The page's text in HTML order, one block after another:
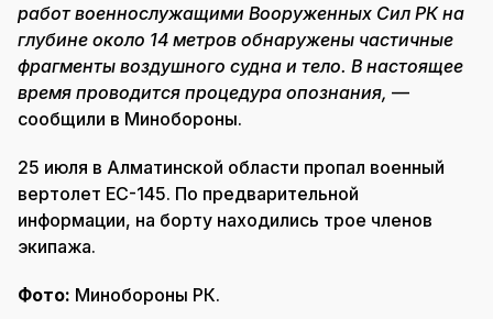
работ военнослужащими Вооруженных Сил РК на
глубине около 14 метров обнаружены частичные
фрагменты воздушного судна и тело. В настоящее
время проводится процедура опознания, —
сообщили в Минобороны.
25 июля в Алматинской области пропал военный
вертолет EC-145. По предварительной
информации, на борту находились трое членов
экипажа.
Фото: Минобороны РК.